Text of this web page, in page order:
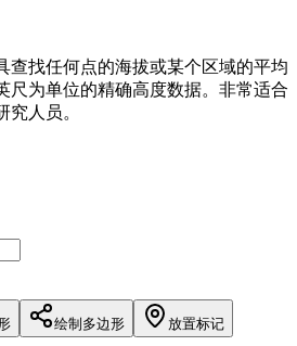
查找任何点的海拔或某个区域的平均
尺为单位的精确高度数据。非常适合
人员。
绘制多边形 放置标记